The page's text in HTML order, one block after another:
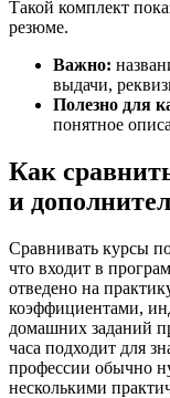
Такой комплект
резюме.
Важно:
выдачи,
Полезно для
понятное
Как
и
Сравнивать курсы
что входит в
отведено на
коэффициентами,
домашних заданий
часа подходит для
профессии обычно
несколькими